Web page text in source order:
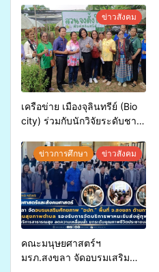
ข่าวสังคม
เครือข่าย เมืองจุลินทรีย์ (Bio
city) ร่วมกับนักวิจัยระดับชาติ
ประโยชน์จากสาหร่ายและ
เห็ดไมคอร์ไรซาสำหรับปลูกไม้
มีค่า-พืชเศรษฐกิจ”
ข่าวการศึกษา ข่าวสังคม
คณะมนุษยศาสตร์ฯ
มรภ.สงขลา จัดอบรมเสริม